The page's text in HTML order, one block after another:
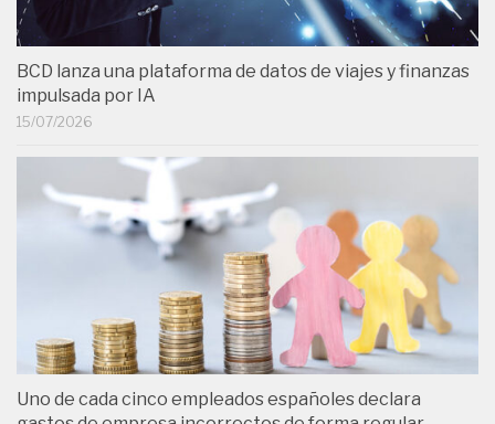
BCD lanza una plataforma de datos de viajes y finanzas
impulsada por IA
15/07/2026
Uno de cada cinco empleados españoles declara